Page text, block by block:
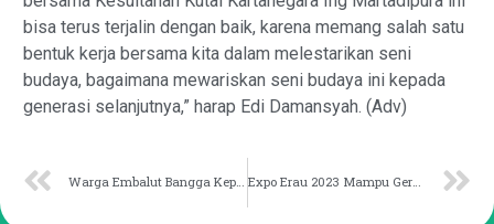
bisa terus terjalin dengan baik, karena memang salah satu
bentuk kerja bersama kita dalam melestarikan seni
budaya, bagaimana mewariskan seni budaya ini kepada
generasi selanjutnya,” harap Edi Damansyah. (Adv)
Warga Embalut Bangga Kepemimpinan Bupati dan Wakil Bupati Kukar Expo Erau 2023 Mampu Gerakkan Ekonomi Lokal